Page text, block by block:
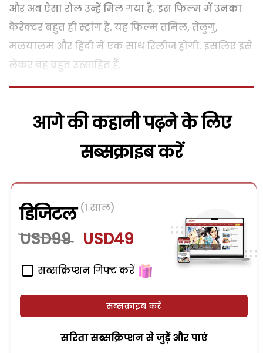
और अब ऐसा रोल उन्हें मिल गया है. इस फिल्म में उनका
कैरेक्टर बहुत ही स्ट्रांग है. यह फिल्म तमिल, तेलुगु,
मलयालम और हिंदी में एक साथ रिलीज होगी. इसलिए इसे
लेकर वह बहुत उत्साहित हैं.
आगे की कहानी पढ़ने के लिए
सब्सक्राइब करें
डिजिटल (1 साल)
USD99 USD49
सब्सक्रिप्शन गिफ्ट करें
सब्सक्राइब करें
सरिता सब्सक्रिप्शन से जुड़ेें और पाएं